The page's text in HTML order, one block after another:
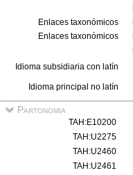
Enlaces taxonómicos
Enlaces taxonómicos
Idioma subsidiaria con latín
Idioma principal no latín
Partonomia
TAH:E10200
TAH:U2275
TAH:U2460
TAH:U2461